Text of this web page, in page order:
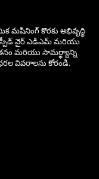
మషినింగ్ కొరకు అభివృద్ధి
స్పీడ్ వైర్ ఎడిఎమ్ మరియు
మరియు సామర్థ్యాన్ని
వివరాలను కోరండి.